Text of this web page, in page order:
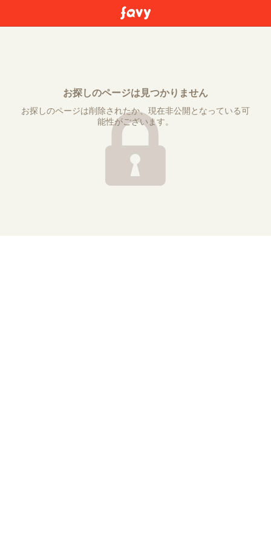
お探しのページは見つかりません
お探しのページは削除されたか、現在非公開となっている可
能性がございます。